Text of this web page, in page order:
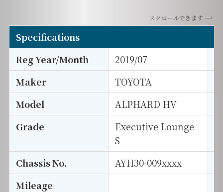
スクロールできます
Specifications
Reg Year/Month
2019/07
Maker
TOYOTA
Model
ALPHARD HV
Grade
Executive Lounge
S
Chassis No. AYH30-009xxxx
Mileage